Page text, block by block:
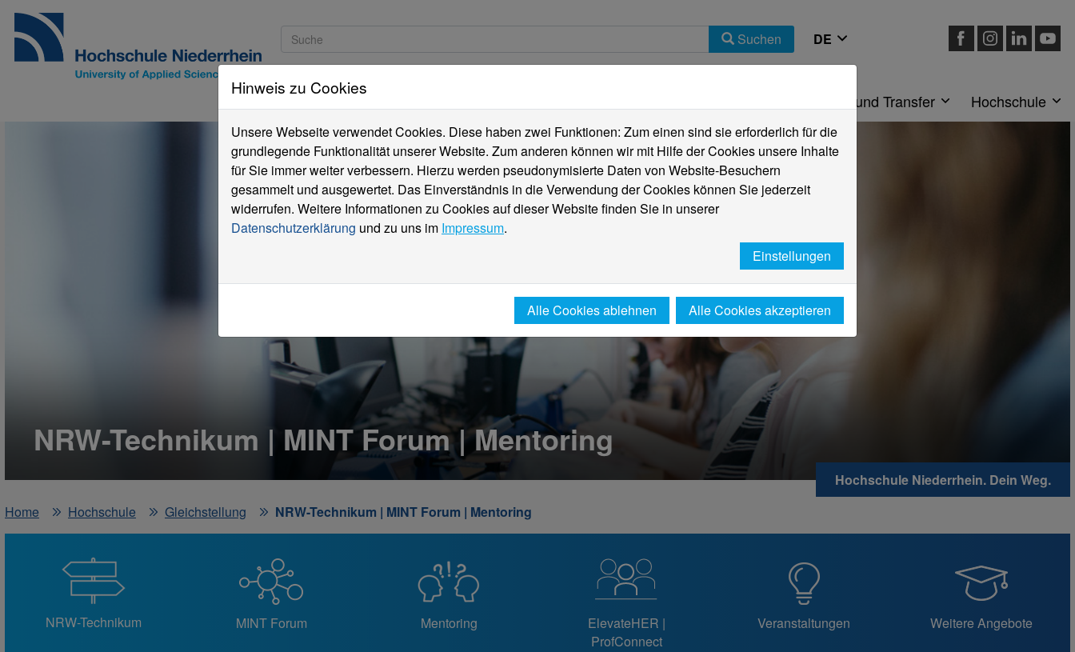
Suchen
Studieninteressierte Forschung und Transfer Hochschule
NRW-Technikum | MINT Forum | Mentoring
Hochschule Niederrhein. Dein Weg.
Home
Hochschule Gleichstellung NRW-Technikum | MINT Forum | Mentoring
NRW-Technikum MINT Forum Mentoring
ElevateHER |
ProfConnect
Veranstaltungen Weitere Angebote
Hinweis zu Cookies
Unsere Webseite verwendet Cookies. Diese haben zwei Funktionen: Zum einen sind sie erforderlich für die
grundlegende Funktionalität unserer Website. Zum anderen können wir mit Hilfe der Cookies unsere Inhalte
für Sie immer weiter verbessern. Hierzu werden pseudonymisierte Daten von Website-Besuchern
gesammelt und ausgewertet. Das Einverständnis in die Verwendung der Cookies können Sie jederzeit
widerrufen. Weitere Informationen zu Cookies auf dieser Website finden Sie in unserer
Datenschutzerklärung und zu uns im Impressum.
Einstellungen
Alle Cookies ablehnen Alle Cookies akzeptieren